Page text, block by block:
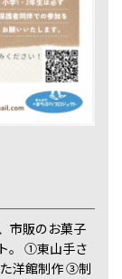
市販のお菓子
。 ①東山手さ
洋館制作 ③制